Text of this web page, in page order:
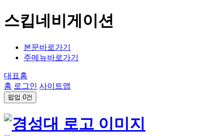
스킵네비게이션
본문바로가기
주메뉴바로가기
대표홈
홈 로그인 사이트맵
팝업 0건